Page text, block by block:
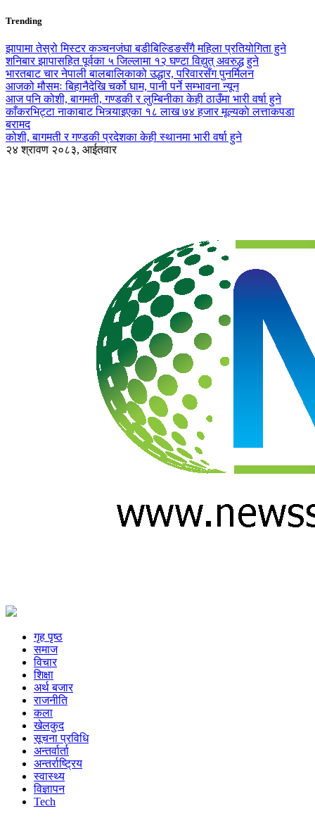
Trending
झापामा तेस्रो मिस्टर कञ्चनजंघा बडीबिल्डिङसँगै महिला प्रतियोगिता हुने
शनिबार झापासहित पूर्वका ५ जिल्लामा १२ घण्टा विद्युत् अवरुद्ध हुने
भारतबाट चार नेपाली बालबालिकाको उद्धार, परिवारसँग पुनर्मिलन
आजको मौसमः बिहानैदेखि चर्को घाम, पानी पर्ने सम्भावना न्यून
आज पनि कोशी, बागमती, गण्डकी र लुम्बिनीका केही ठाउँमा भारी वर्षा हुने
काँकरभिट्टा नाकाबाट भित्र्याइएका १८ लाख ७४ हजार मूल्यकाे लत्ताकपडा
बरामद
कोशी, बागमती र गण्डकी प्रदेशका केही स्थानमा भारी वर्षा हुने
२४ श्रावण २०८३, आईतवार
गृह पृष्ठ
समाज
विचार
शिक्षा
अर्थ बजार
राजनीति
कला
खेलकुद
सूचना प्रविधि
अन्तर्वार्ता
अन्तर्राष्ट्रिय
स्वास्थ्य
विज्ञापन
Tech